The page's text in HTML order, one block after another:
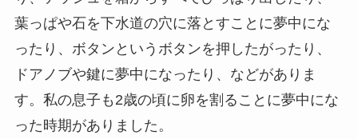
葉っぱや石を下水道の穴に落とすことに夢中にな
ったり、ボタンというボタンを押したがったり、
ドアノブや鍵に夢中になったり、などがありま
す。私の息子も2歳の頃に卵を割ることに夢中にな
った時期がありました。